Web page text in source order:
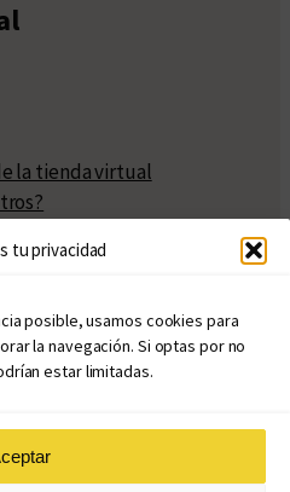
tu privacidad
posible, usamos cookies para
la navegación. Si optas por no
estar limitadas.
la tienda virtual